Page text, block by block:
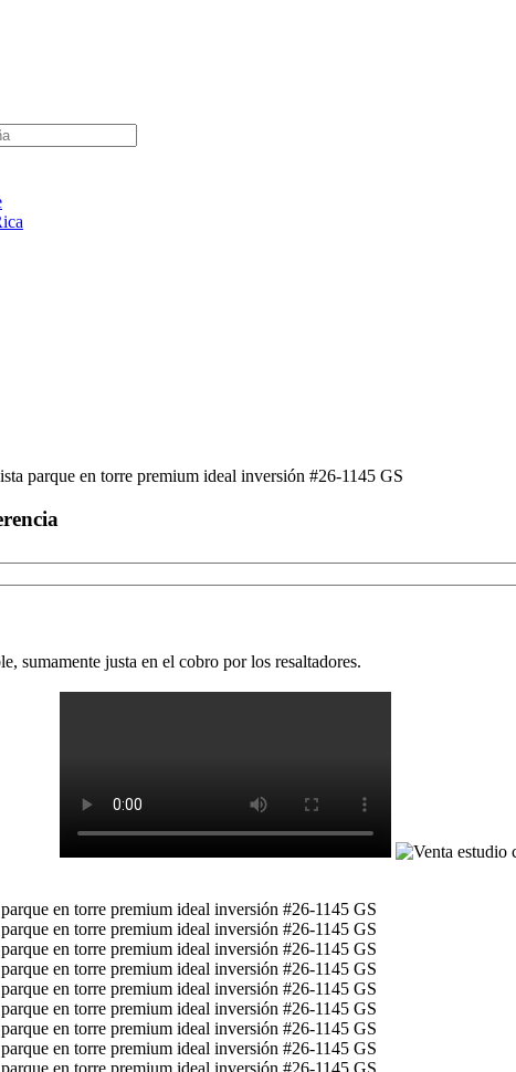
parque en torre premium ideal inversión #26-1145 GS
sumamente justa en el cobro por los resaltadores.